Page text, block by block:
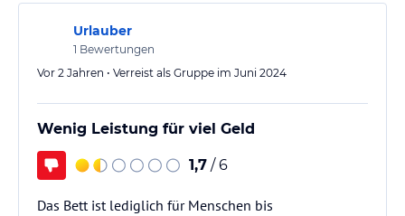
Urlauber
1 Bewertungen
Vor 2 Jahren • Verreist als Gruppe im Juni 2024
Wenig Leistung für viel Geld
1,7 / 6
Das Bett ist lediglich für Menschen bis